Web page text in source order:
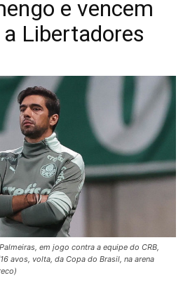
e vencem
Libertadores
em jogo contra a equipe do CRB,
avos, volta, da Copa do Brasil, na arena